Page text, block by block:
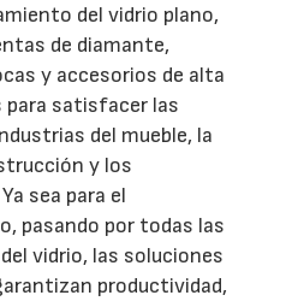
del vidrio plano,
de diamante,
y accesorios de alta
para satisfacer las
del mueble, la
y los
sea para el
pasando por todas las
vidrio, las soluciones
productividad,